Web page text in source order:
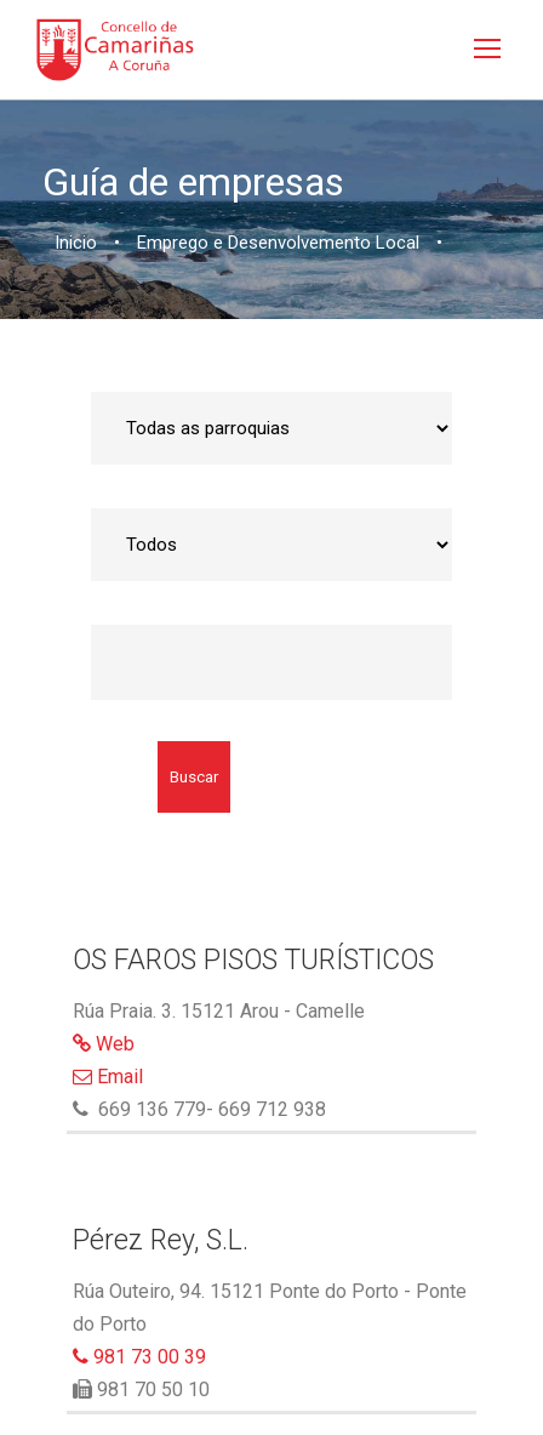
Guía de empresas
Inicio • Emprego e Desenvolvemento Local •
Buscar
OS FAROS PISOS TURÍSTICOS
Rúa Praia. 3. 15121 Arou - Camelle
Web
Email
669 136 779- 669 712 938
Pérez Rey, S.L.
Rúa Outeiro, 94. 15121 Ponte do Porto - Ponte
do Porto
981 73 00 39
981 70 50 10